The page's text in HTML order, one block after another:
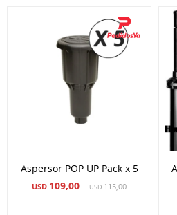
Aspersor POP UP Pack x 5
USD 109,00 USD115,00